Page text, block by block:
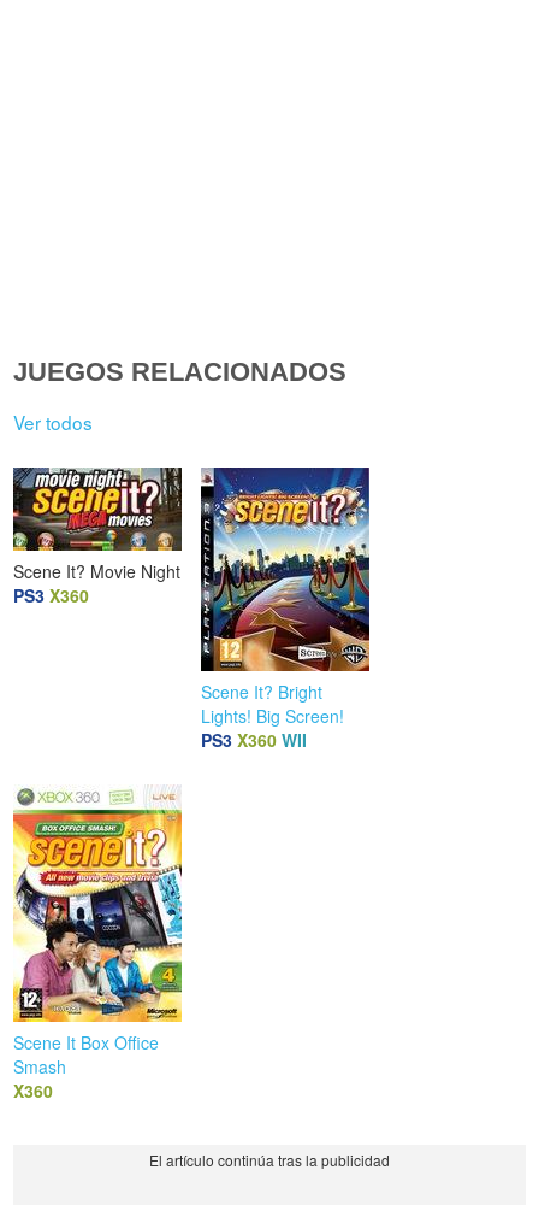
JUEGOS RELACIONADOS
Ver todos
Scene It? Movie Night
PS3 X360
Scene It? Bright
Lights! Big Screen!
PS3 X360 WII
Scene It Box Office
Smash
X360